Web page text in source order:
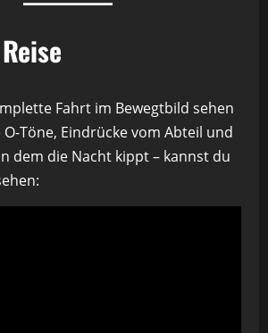
Fahrt im Bewegtbild sehen
Töne, Eindrücke vom Abteil und
dem die Nacht kippt – kannst du